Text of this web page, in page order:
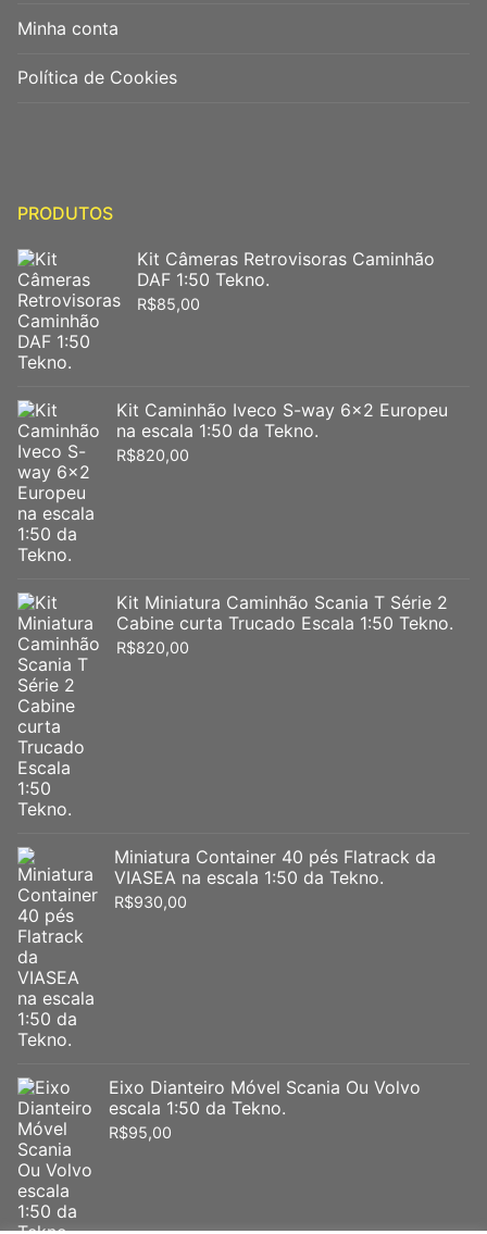
Minha conta
Política de Cookies
PRODUTOS
Kit Câmeras Retrovisoras Caminhão
DAF 1:50 Tekno.
R$85,00
Kit Caminhão Iveco S-way 6x2 Europeu
na escala 1:50 da Tekno.
R$820,00
Kit Miniatura Caminhão Scania T Série 2
Cabine curta Trucado Escala 1:50 Tekno.
R$820,00
Miniatura Container 40 pés Flatrack da
VIASEA na escala 1:50 da Tekno.
R$930,00
Eixo Dianteiro Móvel Scania Ou Volvo
escala 1:50 da Tekno.
R$95,00